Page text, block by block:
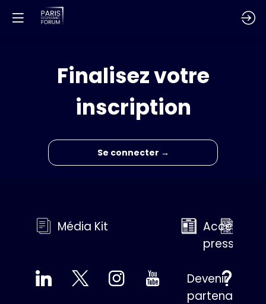
Finalisez votre
inscription
Se connecter →
Média Kit
Accès
presse
Devenir
partenaire